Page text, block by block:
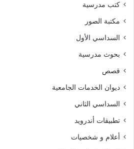
كتب مدرسية
مكتبة الصور
السداسي الأول
بحوث مدرسية
قصص
ديوان الخدمات الجامعية
السداسي الثاني
تطبيقات أندرويد
أعلام و شخصيات